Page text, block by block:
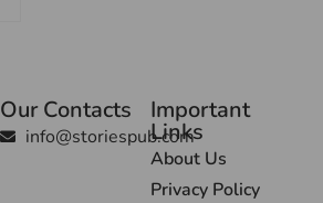
Our Contacts
info@storiespub.com
Important
Links
About Us
Privacy Policy